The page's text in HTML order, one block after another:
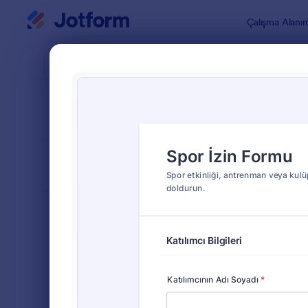
Çalışma
Klasik
570